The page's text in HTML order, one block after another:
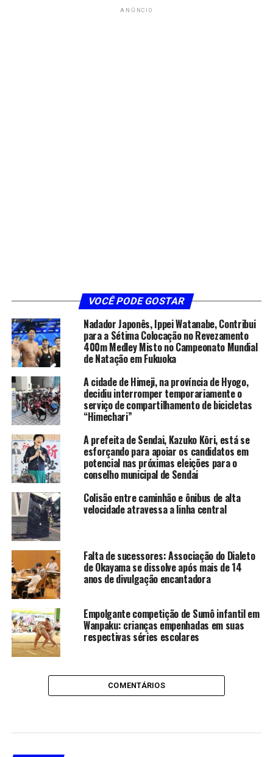
ANÚNCIO
VOCÊ PODE GOSTAR
Nadador Japonês, Ippei Watanabe, Contribui
para a Sétima Colocação no Revezamento
400m Medley Misto no Campeonato Mundial
de Natação em Fukuoka
A cidade de Himeji, na província de Hyogo,
decidiu interromper temporariamente o
serviço de compartilhamento de bicicletas
“Himechari”
A prefeita de Sendai, Kazuko Kōri, está se
esforçando para apoiar os candidatos em
potencial nas próximas eleições para o
conselho municipal de Sendai
Colisão entre caminhão e ônibus de alta
velocidade atravessa a linha central
Falta de sucessores: Associação do Dialeto
de Okayama se dissolve após mais de 14
anos de divulgação encantadora
Empolgante competição de Sumô infantil em
Wanpaku: crianças empenhadas em suas
respectivas séries escolares
COMENTÁRIOS